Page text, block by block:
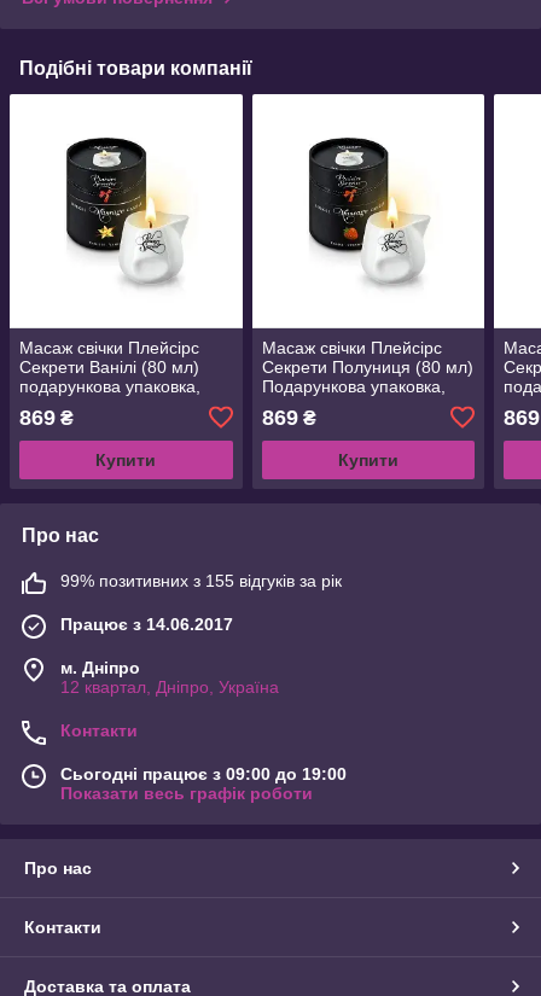
Подібні товари компанії
Масаж свічки Плейсірс
Секрети Ванілі (80 мл)
подарункова упаковка,
869 ₴
Купити
Масаж свічки Плейсірс
Секрети Полуниця (80 мл)
Подарункова упаковка,
869₴
Купити
869
Про нас
99% позитивних з 155 відгуків за рік
Працює з 14.06.2017
м. Дніпро
12 квартал, Дніпро, Україна
Контакти
Сьогодні працює з 09:00 до 19:00
Показати весь графік роботи
Про нас
Контакти
Доставка та оплата